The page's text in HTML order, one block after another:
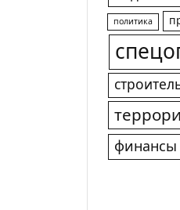
политика
финансы